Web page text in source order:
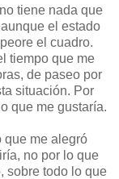
tiene nada que
el estado
el cuadro.
tiempo que me
de paseo por
situación. Por
que me gustaría.
que me alegró
no por lo que
sobre todo lo que